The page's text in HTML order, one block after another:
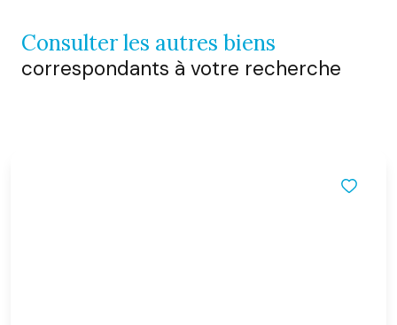
consulter les autres biens
correspondants à votre recherche